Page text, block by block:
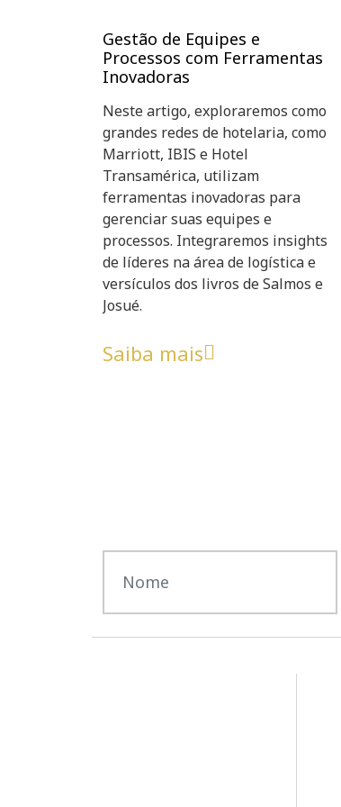
Gestão de Equipes e
Processos com Ferramentas
Inovadoras
Neste artigo, exploraremos como
grandes redes de hotelaria, como
Marriott, IBIS e Hotel
Transamérica, utilizam
ferramentas inovadoras para
gerenciar suas equipes e
processos. Integraremos insights
de líderes na área de logística e
versículos dos livros de Salmos e
Josué.
Saiba mais